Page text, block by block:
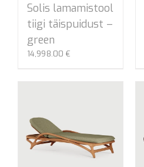
Solis lamamistool
tiigi täispuidust –
green
14,998.00 €